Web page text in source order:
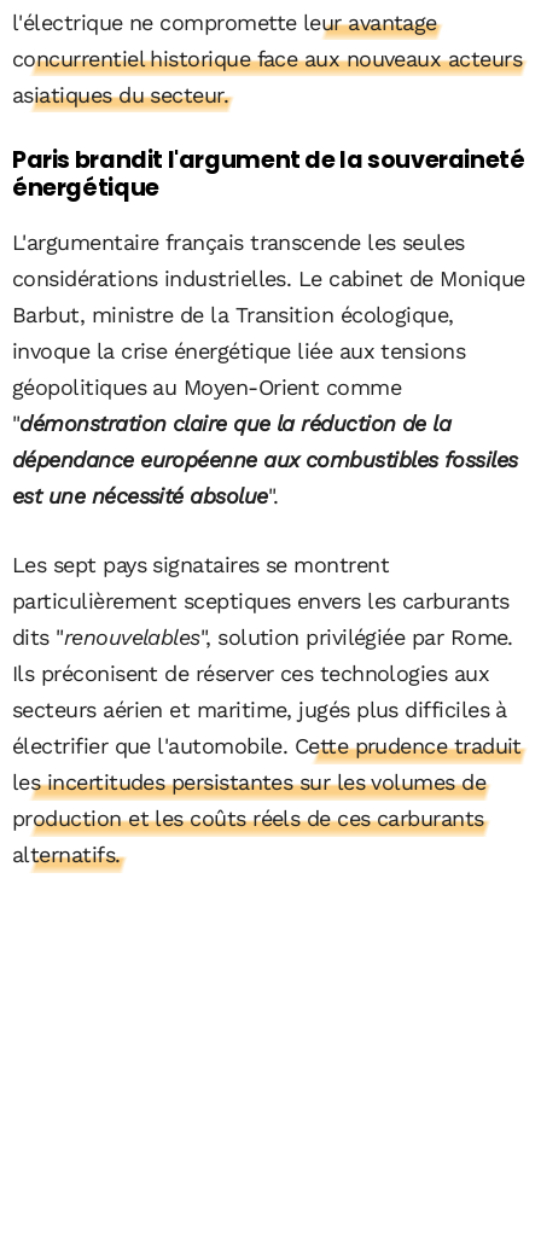
l'électrique ne compromette leur avantage
concurrentiel historique face aux nouveaux acteurs
asiatiques du secteur.
Paris brandit l'argument de la souveraineté
énergétique
L'argumentaire français transcende les seules
considérations industrielles. Le cabinet de Monique
Barbut, ministre de la Transition écologique,
invoque la crise énergétique liée aux tensions
géopolitiques au Moyen-Orient comme
"démonstration claire que la réduction de la
dépendance européenne aux combustibles fossiles
est une nécessité absolue".
Les sept pays signataires se montrent
particulièrement sceptiques envers les carburants
dits "renouvelables", solution privilégiée par Rome.
Ils préconisent de réserver ces technologies aux
secteurs aérien et maritime, jugés plus difficiles à
électrifier que l'automobile. Cette prudence traduit
les incertitudes persistantes sur les volumes de
production et les coûts réels de ces carburants
alternatifs.